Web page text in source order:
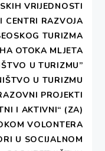
VRIJEDNOSTI
CENTRI RAZVOJA
TURIZMA
OTOKA MLJETA
U TURIZMU”
U TURIZMU
PROJEKTI
I AKTIVNI“ (ZA)
VOLONTERA
U SOCIJALNOM
jačanju
među
javnosti i
prostornih
projekta
prostornih
civilnog društva za
ojačat ćemo
društva i jedinica
izrade prostornih